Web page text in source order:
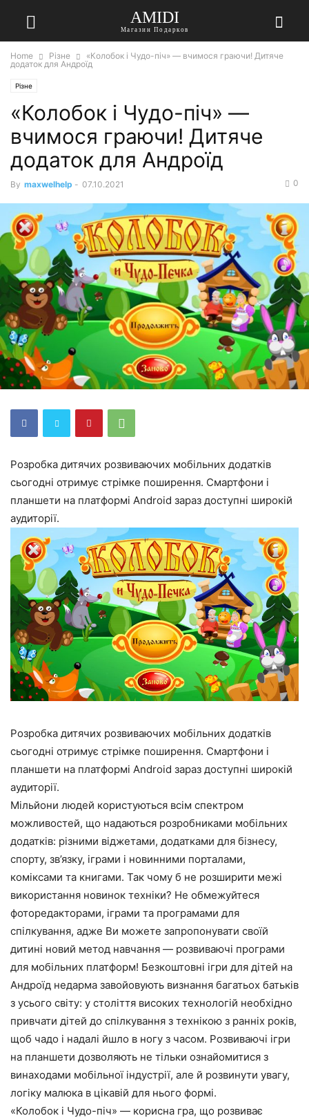
AMIDI
Магазин Подарков
Home Різне
«Колобок і Чудо-піч» — вчимося граючи! Дитяче
додаток для Андроїд
Різне
«Колобок і Чудо-піч» —
вчимося граючи! Дитяче
додаток для Андроїд
By maxwelhelp - 07.10.2021 0
Розробка дитячих розвиваючих мобільних додатків
сьогодні отримує стрімке поширення. Смартфони і
планшети на платформі Android зараз доступні широкій
аудиторії.
Розробка дитячих розвиваючих мобільних додатків
сьогодні отримує стрімке поширення. Смартфони і
планшети на платформі Android зараз доступні широкій
аудиторії.
Мільйони людей користуються всім спектром
можливостей, що надаються розробниками мобільних
додатків: різними віджетами, додатками для бізнесу,
спорту, зв’язку, іграми і новинними порталами,
коміксами та книгами. Так чому б не розширити межі
використання новинок техніки? Не обмежуйтеся
фоторедакторами, іграми та програмами для
спілкування, адже Ви можете запропонувати своїй
дитині новий метод навчання — розвиваючі програми
для мобільних платформ! Безкоштовні ігри для дітей на
Андроїд недарма завойовують визнання багатьох батьків
з усього світу: у століття високих технологій необхідно
привчати дітей до спілкування з технікою з ранніх років,
щоб чадо і надалі йшло в ногу з часом. Розвиваючі ігри
на планшети дозволяють не тільки ознайомитися з
винаходами мобільної індустрії, але й розвинути увагу,
логіку малюка в цікавій для нього формі.
«Колобок і Чудо-піч» — корисна гра, що розвиває